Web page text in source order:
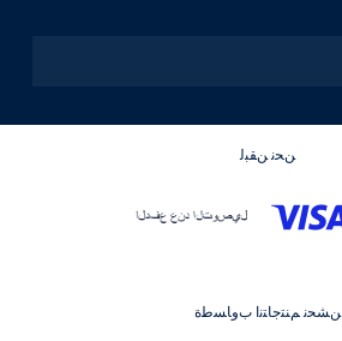
ﻦﺤﻧ ﻦﻘﺒﻟ
ﻦﺸﺤﻧ ﻢﻨﺘﺟﺎﺘﻧﺍ ﺏﻭﺎﺴﻃﺓ